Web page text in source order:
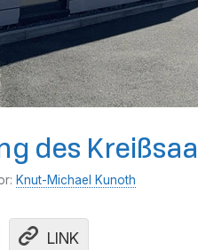
des
Knut-Michael Kunoth
LINK